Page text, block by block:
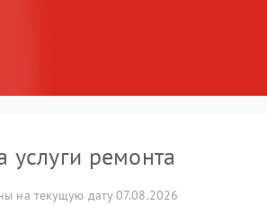
услуги ремонта
на текущую дату 07.08.2026